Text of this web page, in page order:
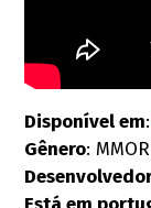
Disponível em
Gênero: